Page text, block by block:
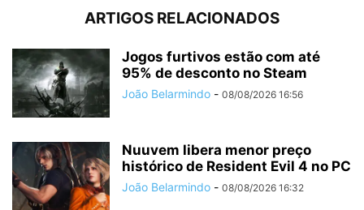
ARTIGOS RELACIONADOS
Jogos furtivos estão com até
95% de desconto no Steam
João Belarmindo - 08/08/2026 16:56
Nuuvem libera menor preço
histórico de Resident Evil 4 no PC
João Belarmindo - 08/08/2026 16:32